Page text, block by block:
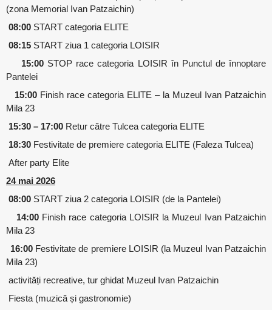
(zona Memorial Ivan Patzaichin)
08:00 START categoria ELITE
08:15 START ziua 1 categoria LOISIR
15:00 STOP race categoria LOISIR în Punctul de înnoptare
Pantelei
15:00 Finish race categoria ELITE – la Muzeul Ivan Patzaichin
Mila 23
15:30 – 17:00 Retur către Tulcea categoria ELITE
18:30 Festivitate de premiere categoria ELITE (Faleza Tulcea)
After party Elite
24 mai 2026
08:00 START ziua 2 categoria LOISIR (de la Pantelei)
14:00 Finish race categoria LOISIR la Muzeul Ivan Patzaichin
Mila 23
16:00Festivitate de premiere LOISIR (la Muzeul Ivan Patzaichin
Mila 23)
activități recreative, tur ghidat Muzeul Ivan Patzaichin
Fiesta (muzică și gastronomie)